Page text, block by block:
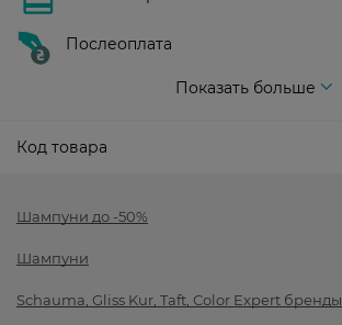
Послеоплата
Показать больше
Код товара
Шампуни до -50%
Шампуни
Schauma, Gliss Kur, Taft, Color Expert бренды